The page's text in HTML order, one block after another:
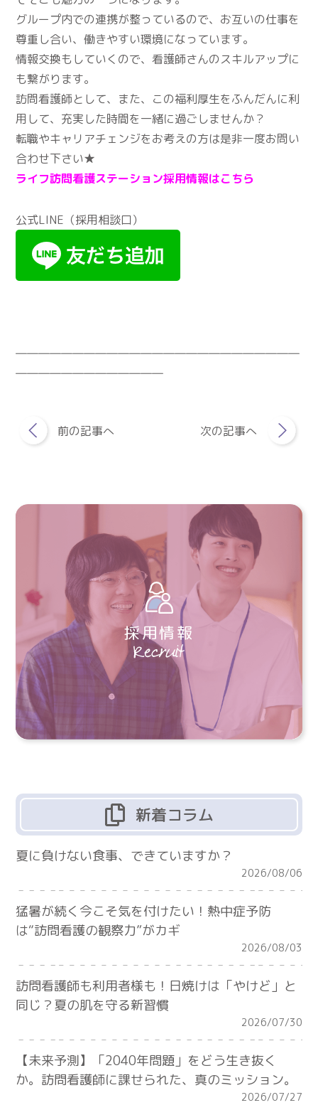
グループ内での連携が整っているので、お互いの仕事を
尊重し合い、働きやすい環境になっています。
情報交換もしていくので、看護師さんのスキルアップに
も繋がります。
訪問看護師として、また、この福利厚生をふんだんに利
用して、充実した時間を一緒に過ごしませんか？
転職やキャリアチェンジをお考えの方は是非一度お問い
合わせ下さい★
ライフ訪問看護ステーション採用情報はこちら
公式LINE（採用相談口）
―――――――――――――――――――――――――
―――――――――――――
前の記事へ 次の記事へ
採用情報
新着コラム
夏に負けない食事、できていますか？
2026/08/06
猛暑が続く今こそ気を付けたい！熱中症予防
は“訪問看護の観察力”がカギ
2026/08/03
訪問看護師も利用者様も！日焼けは「やけど」と
同じ？夏の肌を守る新習慣
2026/07/30
【未来予測】「2040年問題」をどう生き抜く
か。訪問看護師に課せられた、真のミッション。
2026/07/27